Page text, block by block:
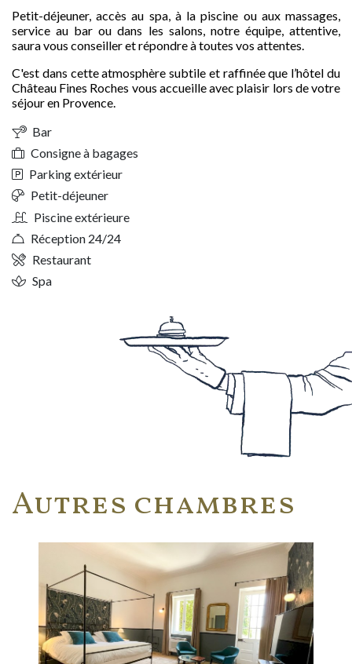
Petit-déjeuner, accès au spa, à la piscine ou aux massages,
service au bar ou dans les salons, notre équipe, attentive,
saura vous conseiller et répondre à toutes vos attentes.
C'est dans cette atmosphère subtile et raffinée que l’hôtel du
Château Fines Roches vous accueille avec plaisir lors de votre
séjour en Provence.
Bar
Consigne à bagages
Parking extérieur
Petit-déjeuner
Piscine extérieure
Réception 24/24
Restaurant
Spa
Autres chambres